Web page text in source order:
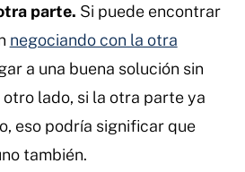
parte. Si puede encontrar
negociando con la otra
a una buena solución sin
otro lado, si la otra parte ya
eso podría significar que
también.